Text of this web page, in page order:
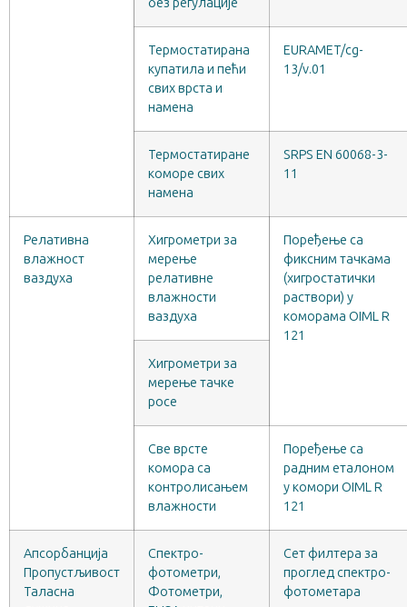
Термостатирана
купатила и пећи
свих врста и
намена
EURAMET/cg-
13/v.01
Термостатиране
коморе свих
намена
SRPS EN 60068-3-
11
Релативна
влажност
ваздуха
Хигрометри за
мерење
релативне
влажности
ваздуха
Поређење са
фиксним тачкама
(хигростатички
раствори) у
коморама OIML R
121
Хигрометри за
мерење тачке
росе
Све врсте
комора са
контролисањем
влажности
Поређење са
радним еталоном
у комори OIML R
121
Апсорбанција
Пропустљивост
Таласна
Спектро-
фотометри,
Фотометри,
Сет филтера за
проглед спектро-
фотометара